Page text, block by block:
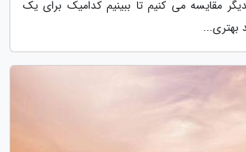
مقایسه می کنیم تا ببینیم کدامیک برای یک